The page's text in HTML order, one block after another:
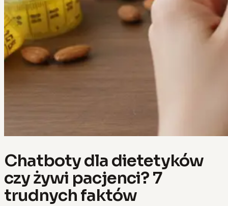
Chatboty dla dietetyków
czy żywi pacjenci? 7
trudnych faktów